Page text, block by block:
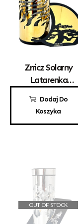
Dodaj Do
Koszyka
Znicz Solarny
Latarenka
Bonsai Złoto
125,00zł
OUT OF STOCK